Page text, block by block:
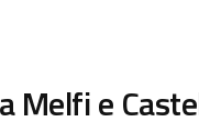
Melfi e